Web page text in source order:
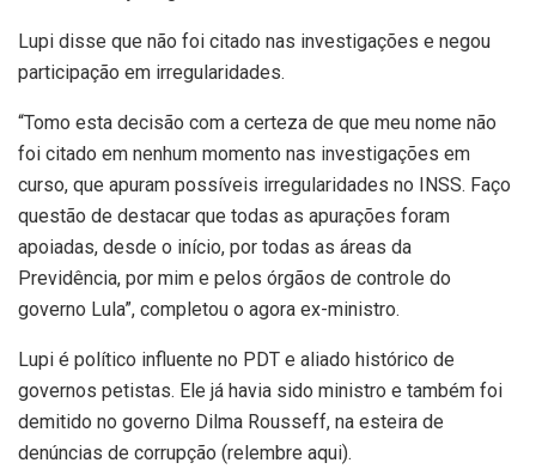
Lupi disse que não foi citado nas investigações e negou
participação em irregularidades.
“Tomo esta decisão com a certeza de que meu nome não
foi citado em nenhum momento nas investigações em
curso, que apuram possíveis irregularidades no INSS. Faço
questão de destacar que todas as apurações foram
apoiadas, desde o início, por todas as áreas da
Previdência, por mim e pelos órgãos de controle do
governo Lula”, completou o agora ex-ministro.
Lupi é político influente no PDT e aliado histórico de
governos petistas. Ele já havia sido ministro e também foi
demitido no governo Dilma Rousseff, na esteira de
denúncias de corrupção (relembre aqui).